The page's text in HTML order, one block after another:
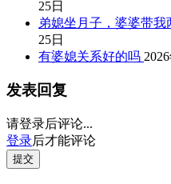
25日
弟媳坐月子，婆婆带
25日
有婆媳关系好的吗
发表回复
请登录后评论...
登录后才能评论
提交